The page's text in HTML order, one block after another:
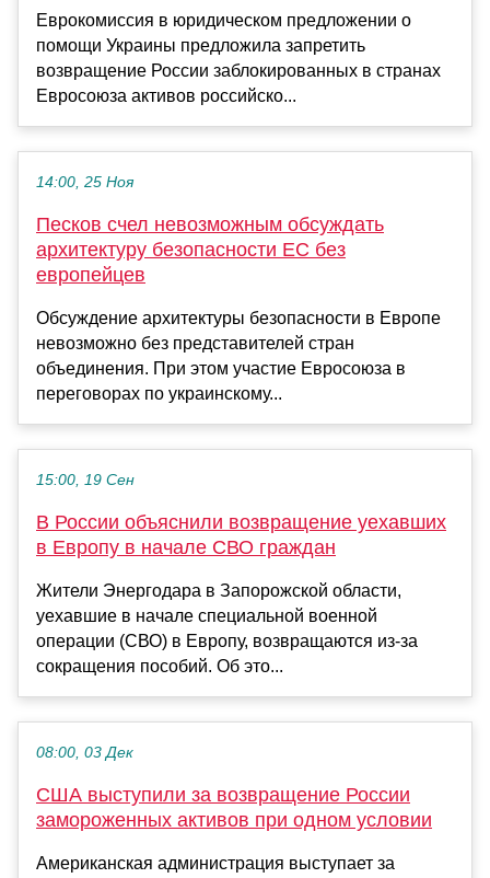
Еврокомиссия в юридическом предложении о
помощи Украины предложила запретить
возвращение России заблокированных в странах
Евросоюза активов российско...
14:00, 25 Ноя
Песков счел невозможным обсуждать
архитектуру безопасности ЕС без
европейцев
Обсуждение архитектуры безопасности в Европе
невозможно без представителей стран
объединения. При этом участие Евросоюза в
переговорах по украинскому...
15:00, 19 Сен
В России объяснили возвращение уехавших
в Европу в начале СВО граждан
Жители Энергодара в Запорожской области,
уехавшие в начале специальной военной
операции (СВО) в Европу, возвращаются из-за
сокращения пособий. Об это...
08:00, 03 Дек
США выступили за возвращение России
замороженных активов при одном условии
Американская администрация выступает за